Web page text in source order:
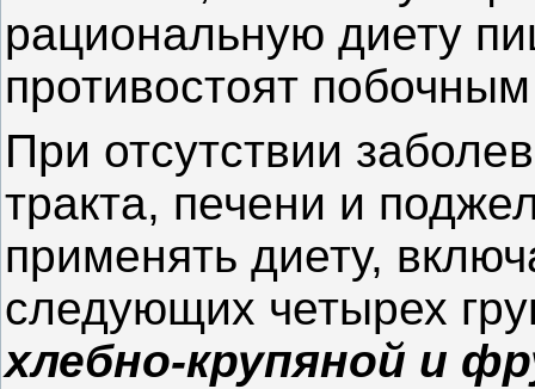
рациональную диету
противостоят
При отсутствии
тракта, печени и
применять диету,
следующих четырех
хлебно-крупяной и